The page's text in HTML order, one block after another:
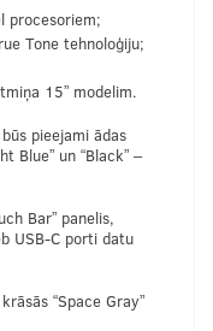
procesoriem;
Tone tehnoloģiju;
15” modelim.
pieejami ādas
Blue” un “Black” –
Bar” panelis,
USB-C porti datu
“Space Gray”